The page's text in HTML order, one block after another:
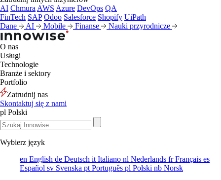
AI Chmura AWS Azure DevOps QA
FinTech SAP Odoo Salesforce Shopify UiPath
Dane
AI Mobile Finanse Nauki przyrodnicze
O nas
Usługi
Technologie
Branże i sektory
Portfolio
Zatrudnij nas
Skontaktuj się z nami
pl Polski
Wybierz język
en English de Deutsch it Italiano nl Nederlands frFrançais es
Español sv Svenska pt Português pl Polski nb Norsk